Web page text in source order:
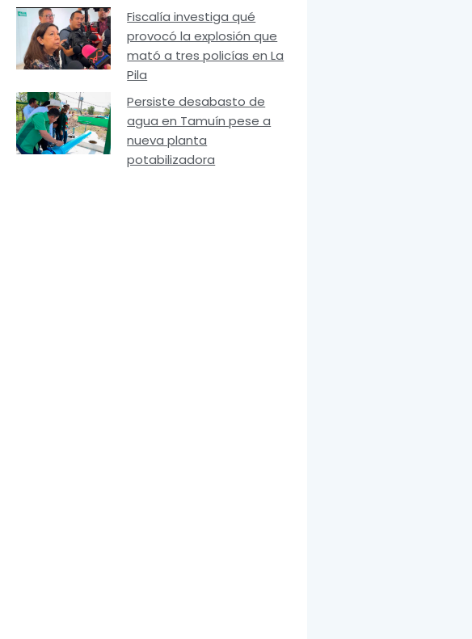
Fiscalía investiga qué
provocó la explosión que
mató a tres policías en La
Pila
Persiste desabasto de
agua en Tamuín pese a
nueva planta
potabilizadora